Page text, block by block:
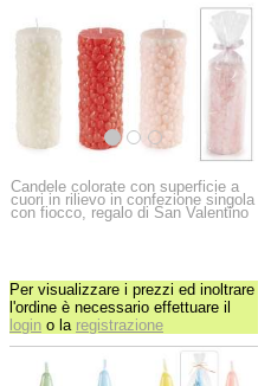
Candele colorate con superficie a
cuori in rilievo in confezione singola
con fiocco, regalo di San Valentino
Per visualizzare i prezzi ed inoltrare
l'ordine è necessario effettuare il
login o la registrazione